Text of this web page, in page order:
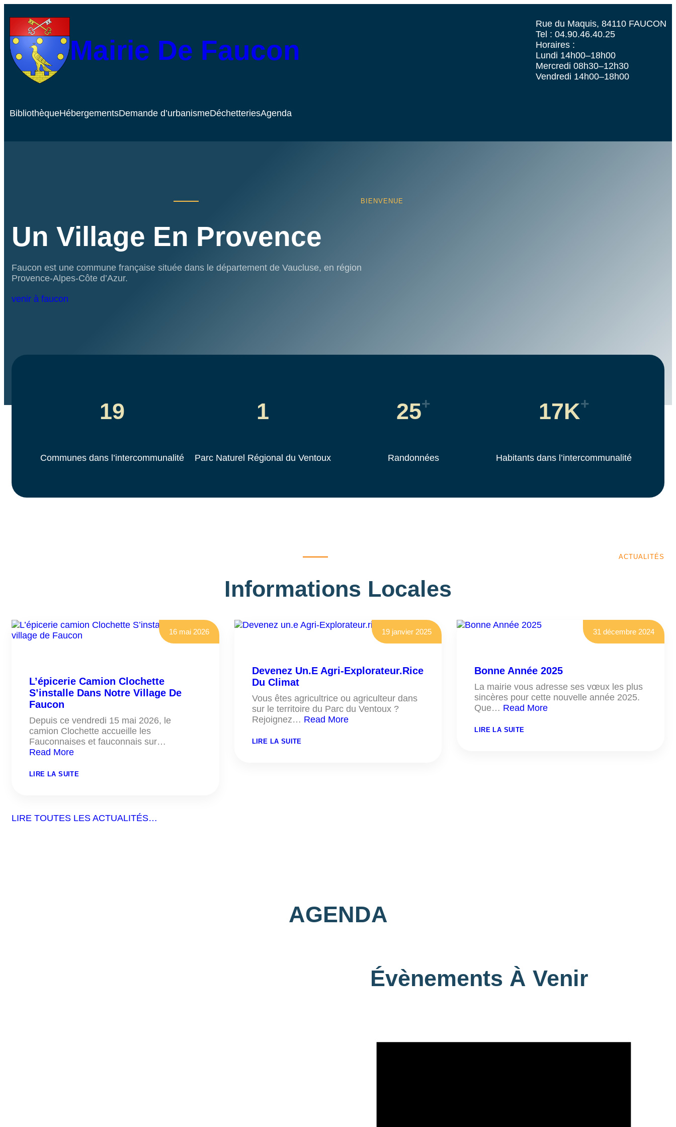
Mairie De Faucon
Rue du Maquis, 84110 FAUCON
Tel : 04.90.46.40.25
Horaires :
Lundi 14h00–18h00
Mercredi 08h30–12h30
Vendredi 14h00–18h00
BibliothèqueHébergementsDemande d’urbanismeDéchetteriesAgenda
BIENVENUE
Un Village En Provence
Faucon est une commune française située dans le département de Vaucluse, en région
Provence-Alpes-Côte d’Azur.
venir à faucon
19
Communes dans l’intercommunalité
1
Parc Naturel Régional du Ventoux
25+
Randonnées
17K+
Habitants dans l’intercommunalité
ACTUALITÉS
Informations Locales
16 mai 2026
L’épicerie Camion Clochette
S’installe Dans Notre Village De
Faucon
Depuis ce vendredi 15 mai 2026, le
camion Clochette accueille les
Fauconnaises et fauconnais sur…
Read More
LIRE LA SUITE
NOTRE
19 janvier 2025
Devenez Un.e Agri-Explorateur.rice
Du Climat
Vous êtes agricultrice ou agriculteur dans
sur le territoire du Parc du Ventoux ?
Rejoignez… Read More
LIRE LA SUITE
31 décembre 2024
Bonne Année 2025
La mairie vous adresse ses vœux les plus
sincères pour cette nouvelle année 2025.
Que… Read More
LIRE LA SUITE
LIRE TOUTES LES ACTUALITÉS…
AGENDA
Évènements À Venir